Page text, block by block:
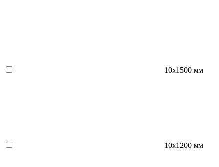
10x1500 мм
10х1200 мм